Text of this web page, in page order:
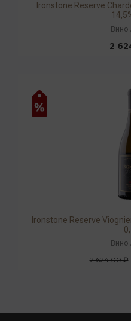
Ironstone Reserve
Вино
2
Ironstone Reserve
Вино
2 624.00 ₽